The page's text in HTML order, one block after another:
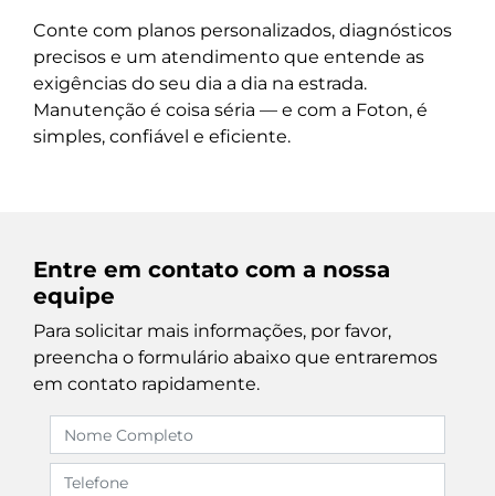
Conte com planos personalizados, diagnósticos
precisos e um atendimento que entende as
exigências do seu dia a dia na estrada.
Manutenção é coisa séria — e com a Foton, é
simples, confiável e eficiente.
Entre em contato com a nossa
equipe
Para solicitar mais informações, por favor,
preencha o formulário abaixo que entraremos
em contato rapidamente.